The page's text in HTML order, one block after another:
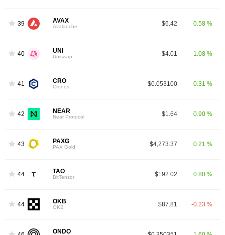
39 AVAX
Avalanche $6.42 0.58 %
40 UNI
Uniswap $4.01 1.08 %
41 CRO
Cronos $0.053100 0.31 %
42 NEAR
Near Protocol $1.64 0.90 %
43 PAXG
PAX Gold $4,273.37 0.21 %
44 TAO
BitTensor $192.02 0.80 %
44 OKB
OKB $87.81 -0.23 %
ONDO